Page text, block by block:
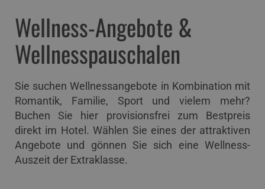
Wellness-Angebote &
Wellnesspauschalen
Sie suchen Wellnessangebote in Kombination mit
Romantik, Familie, Sport und vielem mehr?
Buchen Sie hier provisionsfrei zum Bestpreis
direkt im Hotel. Wählen Sie eines der attraktiven
Angebote und gönnen Sie sich eine Wellness-
Auszeit der Extraklasse.